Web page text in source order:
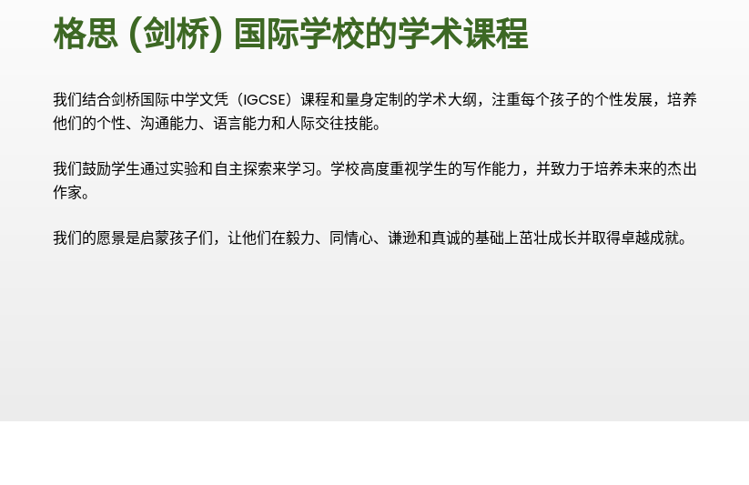
格思 (剑桥) 国际学校的学术课程
我们结合剑桥国际中学文凭（IGCSE）课程和量身定制的学术大纲，注重每个孩子的个性发展，培养
他们的个性、沟通能力、语言能力和人际交往技能。
我们鼓励学生通过实验和自主探索来学习。学校高度重视学生的写作能力，并致力于培养未来的杰出
作家。
我们的愿景是启蒙孩子们，让他们在毅力、同情心、谦逊和真诚的基础上茁壮成长并取得卓越成就。